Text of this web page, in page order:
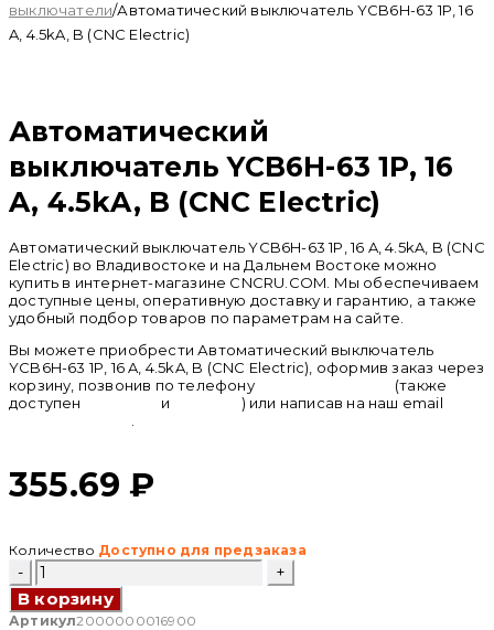
выключатели/Автоматический выключатель YCB6H-63 1P, 16
A, 4.5kA, B (CNC Electric)
Автоматический
выключатель YCB6H-63 1P, 16
A, 4.5kA, B (CNC Electric)
Автоматический выключатель YCB6H-63 1P, 16 A, 4.5kA, B (CNC
Electric) во Владивостоке и на Дальнем Востоке можно
купить в интернет-магазине CNCRU.COM. Мы обеспечиваем
доступные цены, оперативную доставку и гарантию, а также
удобный подбор товаров по параметрам на сайте.
Вы можете приобрести Автоматический выключатель
YCB6H-63 1P, 16 A, 4.5kA, B (CNC Electric), оформив заказ через
корзину, позвонив по телефону
(также
доступен
и
) или написав на наш email
355.69₽
Количество Доступно для предзаказа
Количество
товара
Автоматический
выключатель
В корзину
Артикул2000000016900